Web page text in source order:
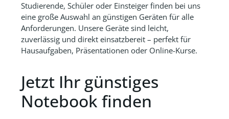
Studierende, Schüler oder Einsteiger finden bei uns
eine große Auswahl an günstigen Geräten für alle
Anforderungen. Unsere Geräte sind leicht,
zuverlässig und direkt einsatzbereit – perfekt für
Hausaufgaben, Präsentationen oder Online-Kurse.
Jetzt Ihr günstiges
Notebook finden